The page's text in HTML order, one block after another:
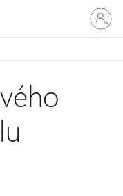
Přihlaste
se
ke
účtu